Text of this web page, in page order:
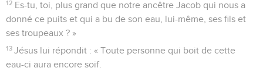
12 Es-tu, toi, plus grand que notre ancêtre Jacob qui nous a
donné ce puits et qui a bu de son eau, lui-même, ses fils et
ses troupeaux ? »
13 Jésus lui répondit : « Toute personne qui boit de cette
eau-ci aura encore soif.